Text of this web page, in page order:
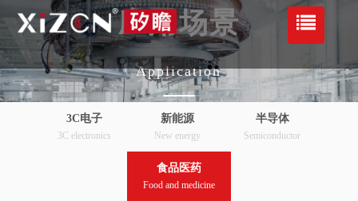
应用场景
Application
3C电子
3C electronics
新能源
New energy
半导体
Semiconductor
食品医药
Food and medicine